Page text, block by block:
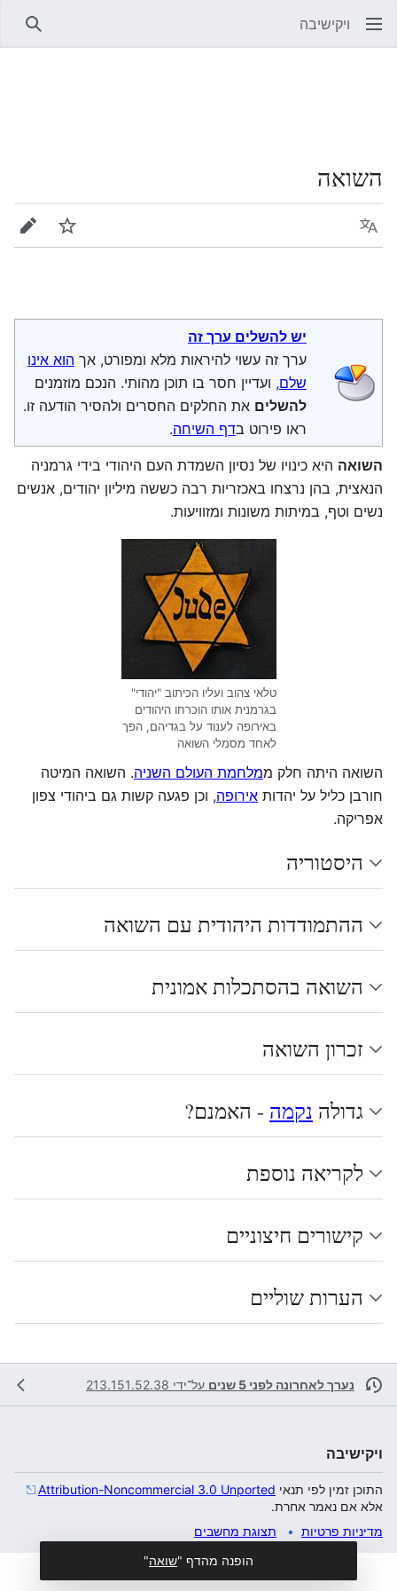
ויקישיבה
השואה
שפה מעקב
יש להשלים ערך זה
ערך זה עשוי להיראות מלא ומפורט, אך הוא אינו
שלם, ועדיין חסר בו תוכן מהותי. הנכם מוזמנים
להשלים את החלקים החסרים ולהסיר הודעה זו.
ראו פירוט בדף השיחה.
השואה היא כינויו של נסיון השמדת העם היהודי בידי גרמניה
הנאצית, בהן נרצחו באכזריות רבה כששה מיליון יהודים, אנשים
נשים וטף, במיתות משונות ומזוויעות.
טלאי צהוב ועליו הכיתוב "יהודי"
בגרמנית אותו הוכרחו היהודים
באירופה לענוד על בגדיהם, הפך
לאחד מסמלי השואה
השואה היתה חלק ממלחמת העולם השניה. השואה המיטה
חורבן כליל על יהדות אירופה, וכן פגעה קשות גם ביהודי צפון
אפריקה.
היסטוריה
ההתמודדות היהודית עם השואה
השואה בהסתכלות אמונית
זכרון השואה
גדולה נקמה - האמנם?
לקריאה נוספת
קישורים חיצוניים
הערות שוליים
נערך לאחרונה לפני 5 שנים על־ידי 213.151.52.38
ויקישיבה
התוכן זמין לפי תנאי Attribution-Noncommercial 3.0 Unported
אלא אם נאמר אחרת.
מדיניות פרטיות
תצוגת מחשבים
הופנה מהדף "שואה"